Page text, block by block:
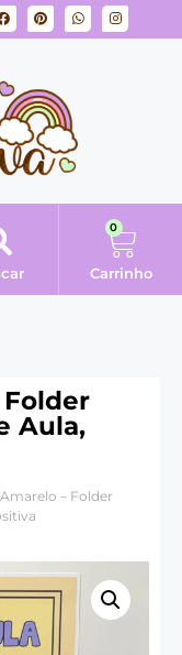
0
Carrinho
Aula,
– Folder